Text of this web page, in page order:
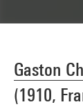
Gaston
(1910,